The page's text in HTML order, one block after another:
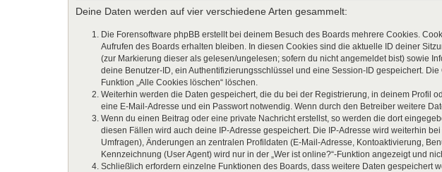
Deine Daten werden auf vier verschiedene Arten gesammelt:
Die Forensoftware phpBB erstellt bei deinem Besuch des Boards mehrere Cookies.
Aufrufen des Boards erhalten bleiben. In diesen Cookies sind die aktuelle ID deiner
(zur Markierung dieser als gelesen/ungelesen; sofern du nicht angemeldet bist) sowie
deine Benutzer-ID, ein Authentifizierungsschlüssel und eine Session-ID gespeichert.
Funktion „Alle Cookies löschen“ löschen.
Weiterhin werden die Daten gespeichert, die du bei der Registrierung, in deinem Profil
eine E-Mail-Adresse und ein Passwort notwendig. Wenn durch den Betreiber weitere
Wenn du einen Beitrag oder eine private Nachricht erstellst, so werden die dort
diesen Fällen wird auch deine IP-Adresse gespeichert. Die IP-Adresse wird weiterhin
Umfragen), Änderungen an zentralen Profildaten (E-Mail-Adresse, Kontoaktivierung,
Kennzeichnung (User Agent) wird nur in der „Wer ist online?“-Funktion angezeigt und
Schließlich erfordern einzelne Funktionen des Boards, dass weitere Daten gespeichert